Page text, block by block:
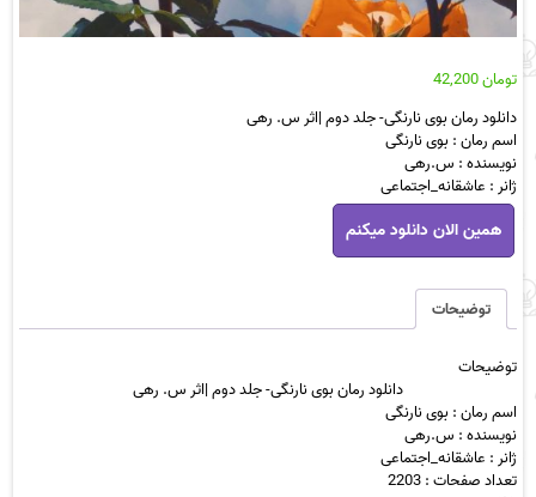
تومان42,200
دانلود رمان بوی نارنگی- جلد دوم |اثر س. رهی
اسم رمان : بوی نارنگی
نویسنده : س.رهی
ژانر : عاشقانه_اجتماعی
دانلود
رمان
بوی
جلد
دوم
اثر
رهی
عدد
همین الان دانلود میکنم
توضیحات
توضیحات
دانلود رمان بوی نارنگی- جلد دوم |اثر س. رهی
اسم رمان : بوی نارنگی
نویسنده : س.رهی
ژانر : عاشقانه_اجتماعی
تعداد صفحات : 2203